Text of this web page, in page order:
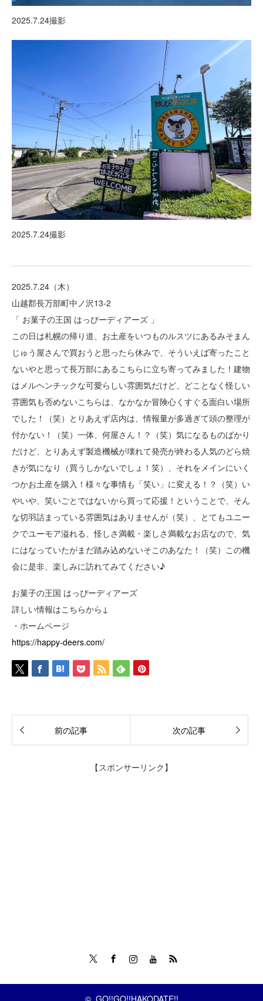
2025.7.24撮影
2025.7.24撮影
2025.7.24（木）
山越郡長万部町中ノ沢13-2
「 お菓子の王国 はっぴーディアーズ 」
この日は札幌の帰り道、お土産をいつものルスツにあるみそまん
じゅう屋さんで買おうと思ったら休みで、そういえば寄ったこと
ないやと思って長万部にあるこちらに立ち寄ってみました！建物
はメルヘンチックな可愛らしい雰囲気だけど、どことなく怪しい
雰囲気も否めないこちらは、なかなか冒険心くすぐる面白い場所
でした！（笑）とりあえず店内は、情報量が多過ぎて頭の整理が
付かない！（笑）一体、何屋さん！？（笑）気になるものばかり
だけど、とりあえず製造機械が壊れて発売が終わる人気のどら焼
きが気になり（買うしかないでしょ！笑）、それをメインにいく
つかお土産を購入！様々な事情も「笑い」に変える！？（笑）い
やいや、笑いごとではないから買って応援！ということで、そん
な切羽詰まっている雰囲気はありませんが（笑）、とてもユニー
クでユーモア溢れる、怪しさ満載・楽しさ満載なお店なので、気
にはなっていたがまだ踏み込めないそこのあなた！（笑）この機
会に是非、楽しみに訪れてみてください♪
お菓子の王国 はっぴーディアーズ
詳しい情報はこちらから↓
・ホームページ
https://happy-deers.com/
前の記事 次の記事
【スポンサーリンク】
InstagramTumblr RSS
© GO!!GO!!HAKODATE!!